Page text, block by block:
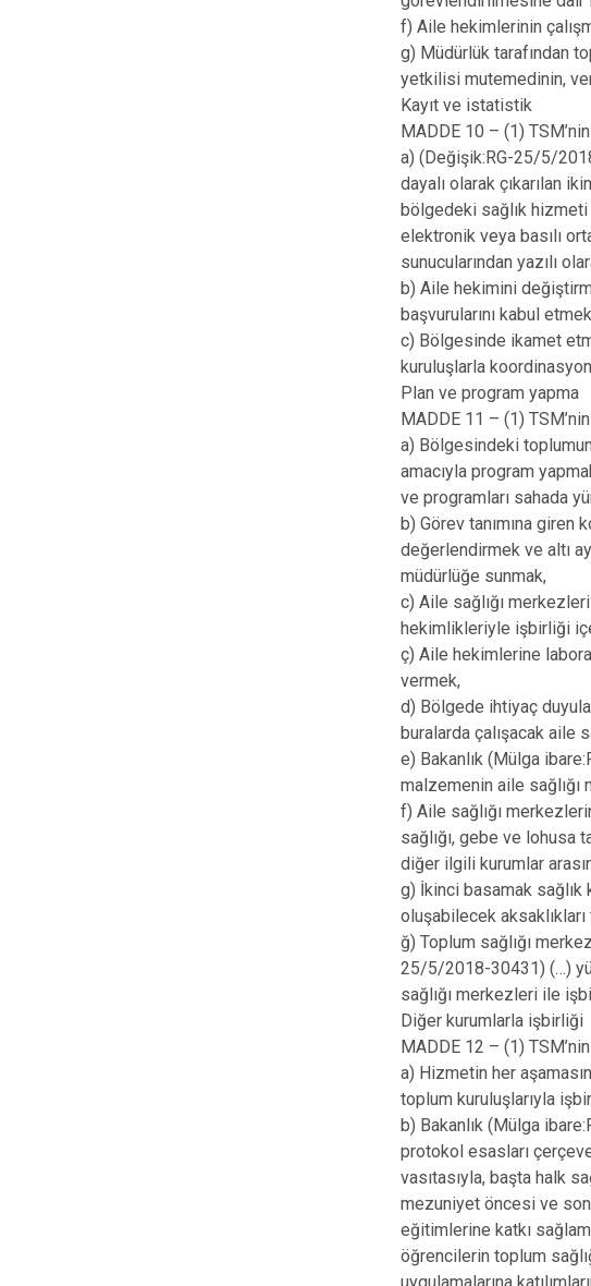
f) Aile hekimlerinin
g) Müdürlük tarafından
yetkilisi mutemedinin,
Kayıt ve istatistik
MADDE 10 – (1)
a) (Değişik:RG-25/5/
dayalı olarak çıkarılan
bölgedeki sağlık
elektronik veya basılı
sunucularından yazılı
b) Aile hekimini
başvurularını kabul
c) Bölgesinde ikamet
kuruluşlarla
Plan ve program yapma
MADDE 11 – (1)
a) Bölgesindeki
amacıyla program
ve programları sahada
b) Görev tanımına giren
değerlendirmek ve altı
müdürlüğe sunmak,
c) Aile sağlığı
hekimlikleriyle işbirliği
ç) Aile hekimlerine
vermek,
d) Bölgede ihtiyaç
buralarda çalışacak aile
e) Bakanlık (Mülga
malzemenin aile sağlığı
f) Aile sağlığı
sağlığı, gebe ve lohusa
diğer ilgili kurumlar
g) İkinci basamak sağlık
oluşabilecek
ğ) Toplum sağlığı
25/5/2018-30431) (…)
sağlığı merkezleri ile
Diğer kurumlarla işbirliği
MADDE 12 – (1)
a) Hizmetin her
toplum kuruluşlarıyla
b) Bakanlık (Mülga
protokol esasları
vasıtasıyla, başta halk
mezuniyet öncesi ve
eğitimlerine katkı
öğrencilerin toplum